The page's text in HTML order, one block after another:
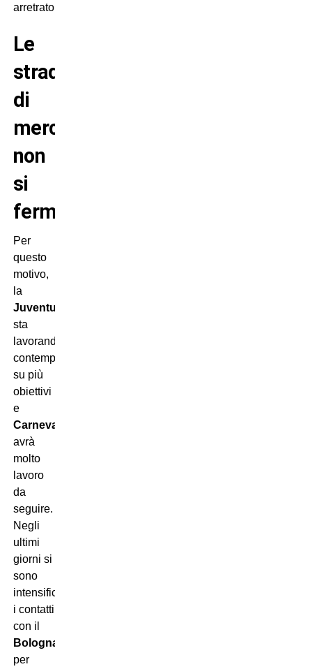
arretrato.
Le
strade
di
mercato
non
si
fermano
Per
questo
motivo,
la
Juventus
sta
lavorando
contemporaneamente
su più
obiettivi
e
Carnevali
avrà
molto
lavoro
da
seguire.
Negli
ultimi
giorni si
sono
intensificati
i contatti
con il
Bologna
per